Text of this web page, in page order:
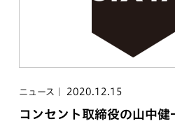
ニュース 2020.12.15
コンセント取締役の山中健